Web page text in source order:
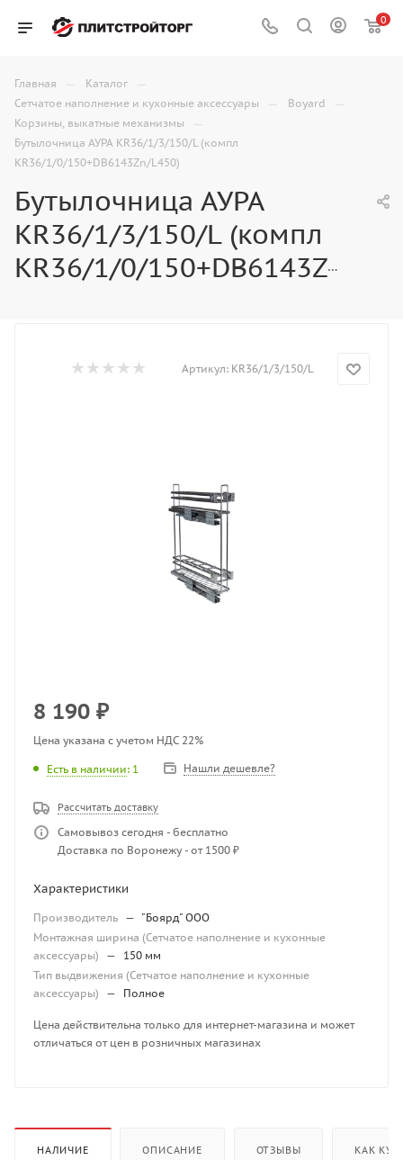
0
Главная — Каталог —
Сетчатое наполнение и кухонные аксессуары — Boyard —
Корзины, выкатные механизмы —
Бутылочница АУРА KR36/1/3/150/L (компл
KR36/1/0/150+DB6143Zn/L450)
Бутылочница АУРА
KR36/1/3/150/L (компл
KR36/1/0/150+DB6143Zn/L450)
Артикул: KR36/1/3/150/L
8 190 ₽
Цена указана с учетом НДС 22%
Есть в наличии: 1 Нашли дешевле?
Рассчитать доставку
Самовывоз сегодня - бесплатно
Доставка по Воронежу - от 1500 ₽
Характеристики
Производитель — "Боярд" ООО
Монтажная ширина (Сетчатое наполнение и кухонные
аксессуары)
—
150 мм
Тип выдвижения (Сетчатое наполнение и кухонные
аксессуары)
— Полное
Цена действительна только для интернет-магазина и может
отличаться от цен в розничных магазинах
НАЛИЧИЕ ОПИСАНИЕ ОТЗЫВЫ КАК